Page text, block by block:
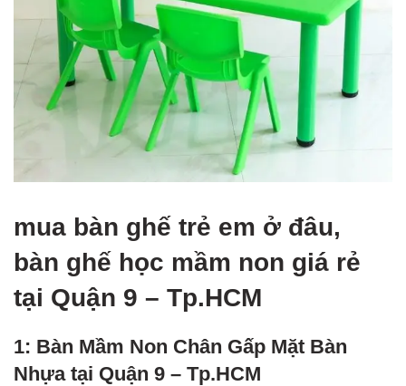
mua bàn ghế trẻ em ở đâu,
bàn ghế học mầm non giá rẻ
tại Quận 9 – Tp.HCM
1: Bàn Mầm Non Chân Gấp Mặt Bàn
Nhựa tại Quận 9 – Tp.HCM